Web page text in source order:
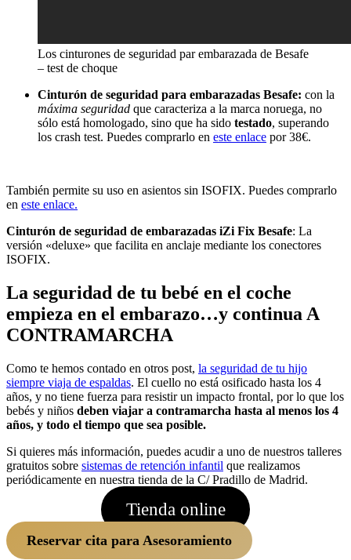
Los cinturones de seguridad par embarazada de Besafe
– test de choque
Cinturón de seguridad para embarazadas Besafe: con la
máxima seguridad que caracteriza a la marca noruega, no
sólo está homologado, sino que ha sido testado, superando
los crash test. Puedes comprarlo en este enlace por 38€.
También permite su uso en asientos sin ISOFIX. Puedes comprarlo
en este enlace.
Cinturón de seguridad de embarazadas iZi Fix Besafe: La
versión «deluxe» que facilita en anclaje mediante los conectores
ISOFIX.
La seguridad de tu bebé en el coche
empieza en el embarazo…y continua A
CONTRAMARCHA
Como te hemos contado en otros post, la seguridad de tu hijo
siempre viaja de espaldas. El cuello no está osificado hasta los 4
años, y no tiene fuerza para resistir un impacto frontal, por lo que los
bebés y niños deben viajar a contramarcha hasta al menos los 4
años, y todo el tiempo que sea posible.
Si quieres más información, puedes acudir a uno de nuestros talleres
gratuitos sobre sistemas de retención infantil que realizamos
periódicamente en nuestra tienda de la C/ Pradillo de Madrid.
Tienda online
Reservar cita para Asesoramiento